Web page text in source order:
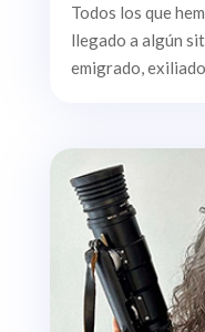
Todos los que
llegado a algún
emigrado,